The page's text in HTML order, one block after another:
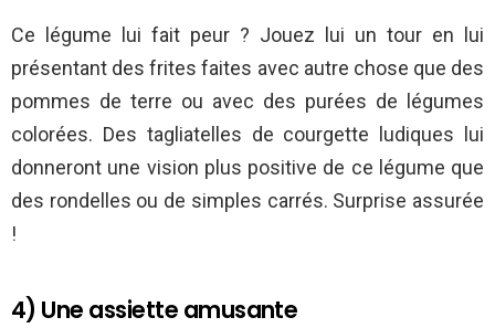
Ce légume lui fait peur ? Jouez lui un tour en lui
présentant des frites faites avec autre chose que des
pommes de terre ou avec des purées de légumes
colorées. Des tagliatelles de courgette ludiques lui
donneront une vision plus positive de ce légume que
des rondelles ou de simples carrés. Surprise assurée
!
4) Une assiette amusante